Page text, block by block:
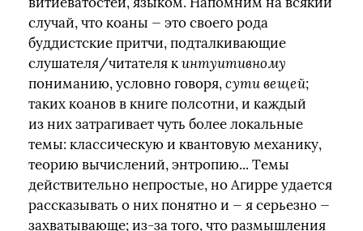
случай, что коаны — это своего рода
буддистские притчи, подталкивающие
слушателя/читателя кинтуитивному
пониманию, условно говоря,сути вещей;
таких коанов в книге полсотни, и каждый
из них затрагивает чуть более локальные
темы: классическую и квантовую механику,
теорию вычислений, энтропию... Темы
действительно непростые, но Агирре удается
рассказывать о них понятно и — я серьезно —
захватывающе; из-за того, что размышления